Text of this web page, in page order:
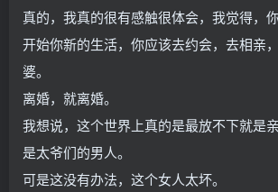
真的，我真的很有感触很体会，我觉得，
开始你新的生活，你应该去约会，去相亲
婆。
离婚，就离婚。
我想说，这个世界上真的是最放不下就是
是太爷们的男人。
可是这没有办法，这个女人太坏。